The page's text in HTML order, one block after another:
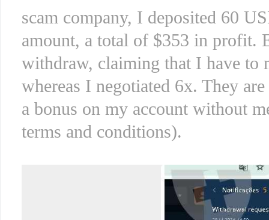
scam company, I deposited 60
amount, a total of $353 in profit.
withdraw, claiming that I have to
whereas I negotiated 6x. They
a bonus on my account without
terms and conditions).